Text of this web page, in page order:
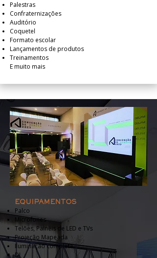
Palestras
Confraternizações
Auditório
Coquetel
Formato escolar
Lançamentos de produtos
Treinamentos
E muito mais
EQUIPAMENTOS
Palco
Microfones
Telões, Painéis de LED e TVs
Projeção Mapeada
Iluminação completa
DJ